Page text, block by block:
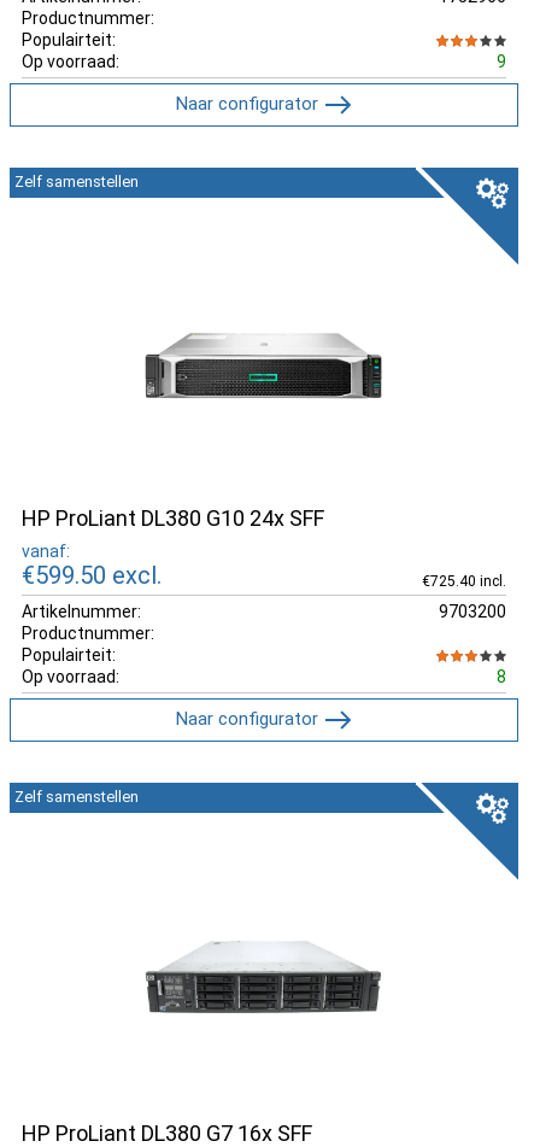
Productnummer:
Populairteit:
Op voorraad:
9
Naar configurator
HP ProLiant DL380 G10 24x SFF
vanaf:
€599.50 excl. €725.40 incl.
Artikelnummer:
9703200
Productnummer:
Populairteit:
Op voorraad:
8
Zelf samenstellen
Naar configurator
HP ProLiant DL380 G7 16x SFF
Zelf samenstellen